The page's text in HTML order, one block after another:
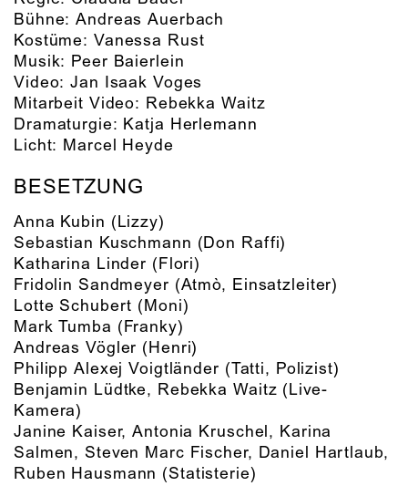
Bühne:Andreas Auerbach
Kostüme: Vanessa Rust
Musik: Peer Baierlein
Video:Jan Isaak Voges
Mitarbeit Video: Rebekka Waitz
Dramaturgie: Katja Herlemann
Licht: Marcel Heyde
BESETZUNG
Anna Kubin (Lizzy)
Sebastian Kuschmann (Don Raffi)
Katharina Linder (Flori)
Fridolin Sandmeyer (Atmò, Einsatzleiter)
Lotte Schubert (Moni)
Mark Tumba (Franky)
Andreas Vögler (Henri)
Philipp Alexej Voigtländer (Tatti, Polizist)
Benjamin Lüdtke, Rebekka Waitz (Live-
Kamera)
Janine Kaiser, Antonia Kruschel, Karina
Salmen, Steven Marc Fischer, Daniel Hartlaub,
Ruben Hausmann (Statisterie)